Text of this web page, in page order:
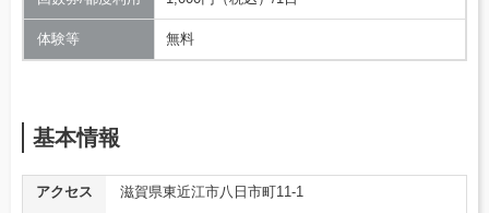
体験等 無料
基本情報
アクセス
滋賀県東近江市八日市町11-1